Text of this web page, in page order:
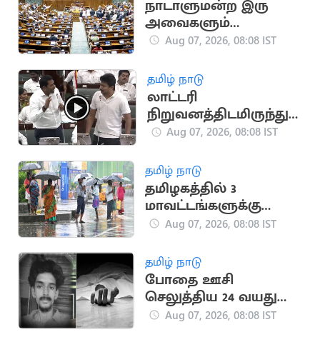
நாடாளுமன்ற இரு
அவைகளும்
திங்கள்கிழமை வரை
Aug 07, 2026, 08:08 IST
தமிழ் நாடு
லாட்டரி
நிறுவனத்திடமிருந்து
ஏன் ரூ.900 கோடி
அர்ஜுனா கேள்வி
Aug 07, 2026, 08:08 IST
தமிழ் நாடு
தமிழகத்தில் 3
மாவட்டங்களுக்கு
இன்று கனமழை
Aug 07, 2026, 08:08 IST
தமிழ் நாடு
போதை ஊசி
செலுத்திய 24 வயது
இளைஞர் உயிரிழப்பு
Aug 07, 2026, 08:08 IST